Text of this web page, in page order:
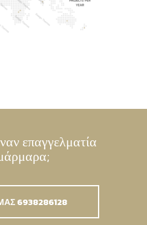
επαγγελματία
6938286128